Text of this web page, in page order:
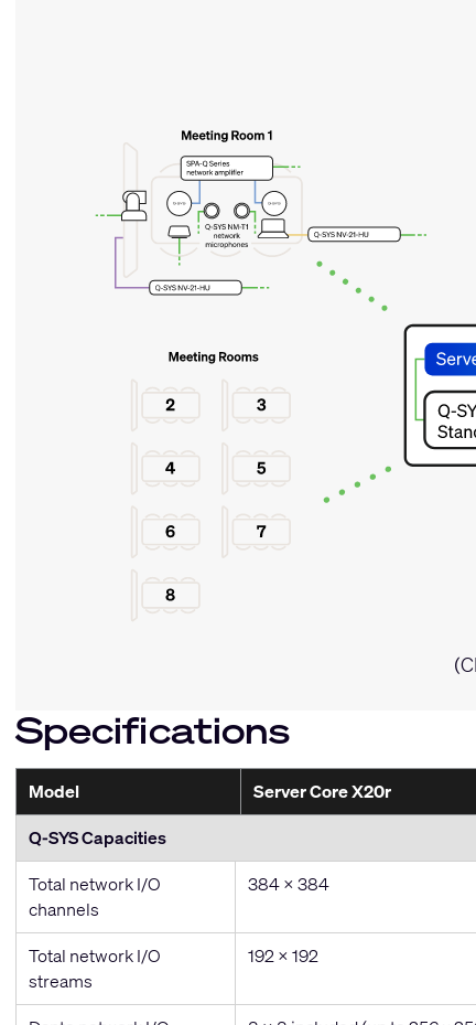
Specifications
Model
Server Core X20r
Q-SYS Capacities
Total network I/O
channels
384 x 384
Total network I/O
streams
192 x 192